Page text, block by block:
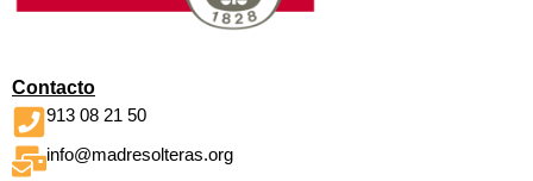
Contacto
913 08 21 50
info@madresolteras.org